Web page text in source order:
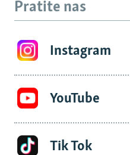
Pratite nas
Instagram
YouTube
Tik Tok